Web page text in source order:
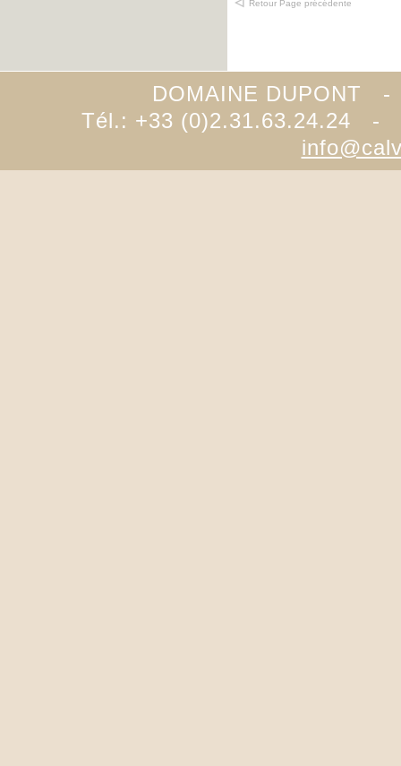
Retour Page précédente
DOMAINE DUPONT
Tél.: +33 (0)2.31.63.24.24